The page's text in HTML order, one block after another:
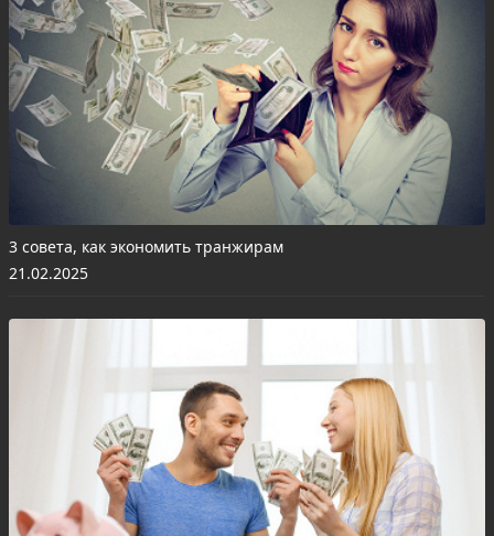
3 совета, как экономить транжирам
21.02.2025